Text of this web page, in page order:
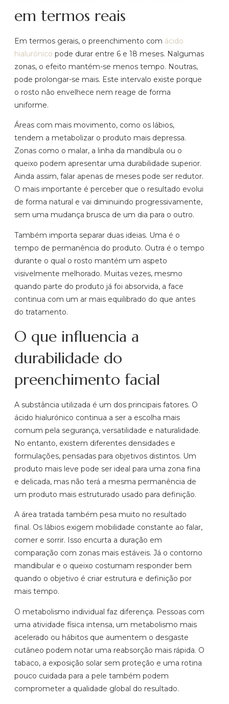
em termos reais
Em termos gerais, o preenchimento com ácido
hialurónico pode durar entre 6 e 18 meses. Nalgumas
zonas, o efeito mantém-se menos tempo. Noutras,
pode prolongar-se mais. Este intervalo existe porque
o rosto não envelhece nem reage de forma
uniforme.
Áreas com mais movimento, como os lábios,
tendem a metabolizar o produto mais depressa.
Zonas como o malar, a linha da mandíbula ou o
queixo podem apresentar uma durabilidade superior.
Ainda assim, falar apenas de meses pode ser redutor.
O mais importante é perceber que o resultado evolui
de forma natural e vai diminuindo progressivamente,
sem uma mudança brusca de um dia para o outro.
Também importa separar duas ideias. Uma é o
tempo de permanência do produto. Outra é o tempo
durante o qual o rosto mantém um aspeto
visivelmente melhorado. Muitas vezes, mesmo
quando parte do produto já foi absorvida, a face
continua com um ar mais equilibrado do que antes
do tratamento.
O que influencia a
durabilidade do
preenchimento facial
A substância utilizada é um dos principais fatores. O
ácido hialurónico continua a ser a escolha mais
comum pela segurança, versatilidade e naturalidade.
No entanto, existem diferentes densidades e
formulações, pensadas para objetivos distintos. Um
produto mais leve pode ser ideal para uma zona fina
e delicada, mas não terá a mesma permanência de
um produto mais estruturado usado para definição.
A área tratada também pesa muito no resultado
final. Os lábios exigem mobilidade constante ao falar,
comer e sorrir. Isso encurta a duração em
comparação com zonas mais estáveis. Já o contorno
mandibular e o queixo costumam responder bem
quando o objetivo é criar estrutura e definição por
mais tempo.
O metabolismo individual faz diferença. Pessoas com
uma atividade física intensa, um metabolismo mais
acelerado ou hábitos que aumentem o desgaste
cutâneo podem notar uma reabsorção mais rápida. O
tabaco, a exposição solar sem proteção e uma rotina
pouco cuidada para a pele também podem
comprometer a qualidade global do resultado.